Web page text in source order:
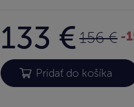
133 €156 € -